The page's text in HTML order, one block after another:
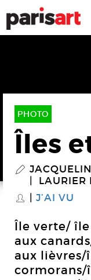
PHOTO
Îles
P
LAURIER
S J’AI VU
Île verte/
aux
aux lièvres/